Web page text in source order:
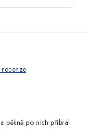
recenze
pěkně po nich přibral